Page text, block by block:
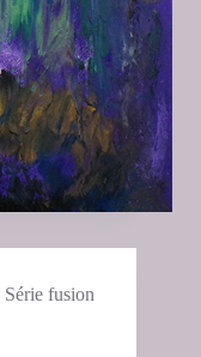
Série fusion